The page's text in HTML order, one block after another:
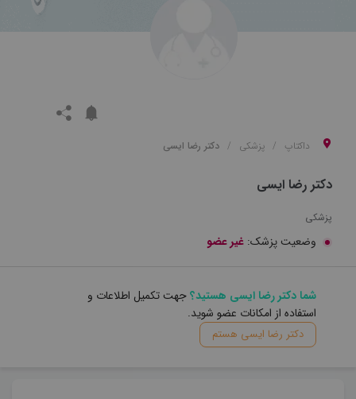
داکتاپ پزشکی دکتر رضا ایسی
دکتر رضا ایسی
پزشکی
وضعیت پزشک: غیر عضو
شما دکتر رضا ایسی هستید؟جهت تکمیل اطلاعات و
استفاده از امکانات عضو شوید.
دکتر رضا ایسی هستم